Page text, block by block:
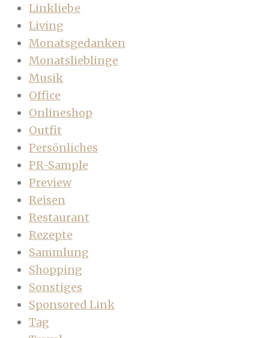
Linkliebe
Living
Monatsgedanken
Monatslieblinge
Musik
Office
Onlineshop
Outfit
Persönliches
PR-Sample
Preview
Reisen
Restaurant
Rezepte
Sammlung
Shopping
Sonstiges
Sponsored Link
Tag